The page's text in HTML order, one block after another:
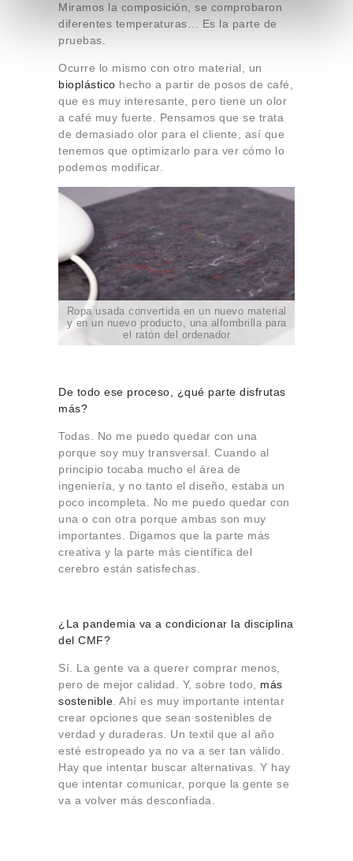
Miramos la composición, se comprobaron
diferentes temperaturas… Es la parte de
pruebas.
Ocurre lo mismo con otro material, un
bioplástico hecho a partir de posos de café,
que es muy interesante, pero tiene un olor
a café muy fuerte. Pensamos que se trata
de demasiado olor para el cliente, así que
tenemos que optimizarlo para ver cómo lo
podemos modificar.
Ropa usada convertida en un nuevo material
y en un nuevo producto, una alfombrilla para
el ratón del ordenador
De todo ese proceso, ¿qué parte disfrutas
más?
Todas. No me puedo quedar con una
porque soy muy transversal. Cuando al
principio tocaba mucho el área de
ingeniería, y no tanto el diseño, estaba un
poco incompleta. No me puedo quedar con
una o con otra porque ambas son muy
importantes. Digamos que la parte más
creativa y la parte más científica del
cerebro están satisfechas.
¿La pandemia va a condicionar la disciplina
del CMF?
Sí. La gente va a querer comprar menos,
pero de mejor calidad. Y, sobre todo, más
sostenible. Ahí es muy importante intentar
crear opciones que sean sostenibles de
verdad y duraderas. Un textil que al año
esté estropeado ya no va a ser tan válido.
Hay que intentar buscar alternativas. Y hay
que intentar comunicar, porque la gente se
va a volver más desconfiada.